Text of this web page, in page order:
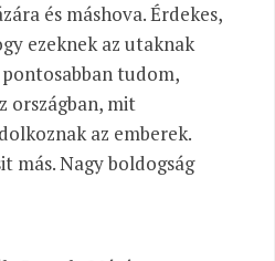
és máshova. Érdekes,
ezeknek az utaknak
tudom,
országban, mit
az emberek.
más. Nagy boldogság